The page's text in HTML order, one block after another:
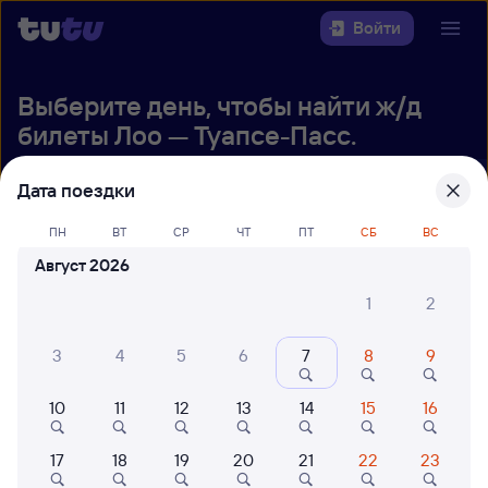
Войти
Выберите день, чтобы найти ж/д
билеты Лоо — Туапсе-Пасс.
42 млн путешествуют с
Куда
Дата поездки
ПН ВТ СР ЧТ ПТ СБ ВС
Август 2026
1
2
3 4 5 6 7 8 9
10 11 12 13 14 15 16
17 18 19 20 21 22 23